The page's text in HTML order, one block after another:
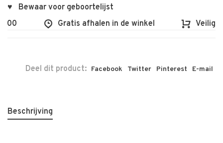
♥ Bewaar voor geboortelijst
Gratis afhalen in de winkel Veilig
Deel dit product: Facebook Twitter Pinterest E-mail
Beschrijving